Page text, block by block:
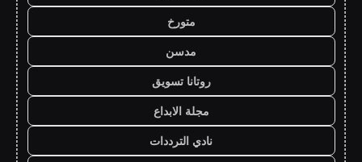
متورخ
مدسن
روتانا تسويق
مجلة الابداع
نادي الترددات